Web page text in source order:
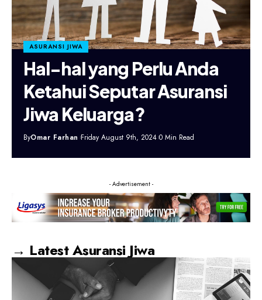
ASURANSI JIWA
Hal-hal yang Perlu Anda
Ketahui Seputar Asuransi
Jiwa Keluarga?
ByOmar Farhan Friday August 9th, 2024 0 Min Read
- Advertisement -
→ Latest Asuransi Jiwa